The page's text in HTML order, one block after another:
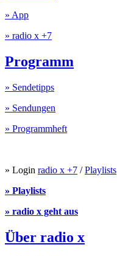
» App
» radio x +7
Programm
» Sendetipps
» Sendungen
» Programmheft
» Login radio x +7 /Playlists
» Playlists
» radio x geht aus
Über radio x